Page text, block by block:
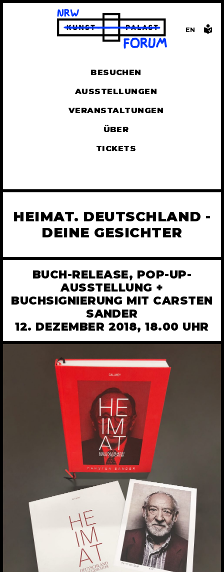
BESUCHEN
AUSSTELLUNGEN
VERANSTALTUNGEN
ÜBER
TICKETS
EN GLISH
HEIMAT. DEUTSCHLAND -
DEINE GESICHTER
BUCH-RELEASE, POP-UP-
AUSSTELLUNG +
BUCHSIGNIERUNG MIT CARSTEN
SANDER
12. DEZEMBER 2018, 18.00 UHR